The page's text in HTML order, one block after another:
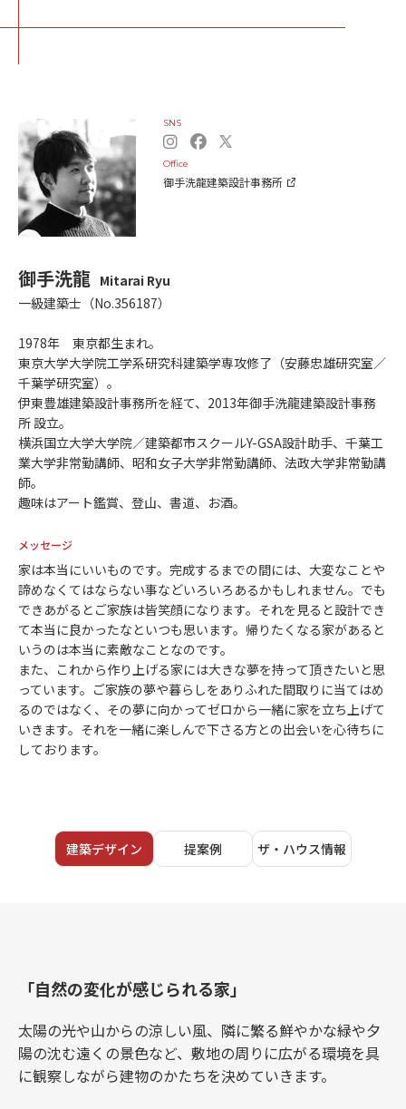
SNS
Office
御手洗龍建築設計事務所
御手洗龍 Mitarai Ryu
一級建築士（No.356187）
1978年 東京都生まれ。
東京大学大学院工学系研究科建築学専攻修了（安藤忠雄研究室／
千葉学研究室）。
伊東豊雄建築設計事務所を経て、2013年御手洗龍建築設計事務
所 設立。
横浜国立大学大学院／建築都市スクールY-GSA設計助手、千葉工
業大学非常勤講師、昭和女子大学非常勤講師、法政大学非常勤講
師。
趣味はアート鑑賞、登山、書道、お酒。
メッセージ
家は本当にいいものです。完成するまでの間には、大変なことや
諦めなくてはならない事などいろいろあるかもしれません。でも
できあがるとご家族は皆笑顔になります。それを見ると設計でき
て本当に良かったなといつも思います。帰りたくなる家があると
いうのは本当に素敵なことなのです。
また、これから作り上げる家には大きな夢を持って頂きたいと思
っています。ご家族の夢や暮らしをありふれた間取りに当てはめ
るのではなく、その夢に向かってゼロから一緒に家を立ち上げて
いきます。それを一緒に楽しんで下さる方との出会いを心待ちに
しております。
建築デザイン
「自然の変化が感じられる家」
太陽の光や山からの涼しい風、隣に繁る鮮やかな緑や夕
陽の沈む遠くの景色など、敷地の周りに広がる環境を具
に観察しながら建物のかたちを決めていきます。
提案例 ザ・ハウス情報